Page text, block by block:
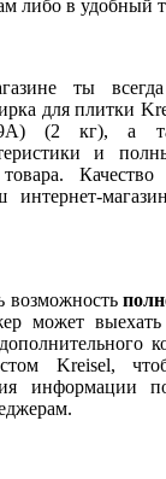
либо в удобный
ты
для плитки
(2 кг), а
и
Качество
возможность
может выехать
Kreisel,
информации